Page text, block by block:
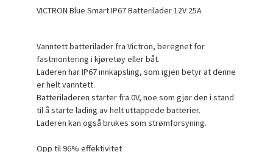
VICTRON Blue Smart IP67 Batterilader 12V 25A
Vanntett batterilader fra Victron, beregnet for
fastmontering i kjøretøy eller båt.
Laderen har IP67 innkapsling, som igjen betyr at denne
er helt vanntett.
Batteriladeren starter fra 0V, noe som gjør den i stand
til å starte lading av helt uttappede batterier.
Laderen kan også brukes som strømforsyning.
Opp til 96% effektivitet